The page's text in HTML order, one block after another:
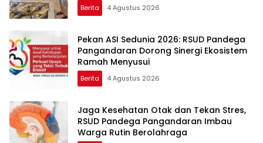
Berita 4 Agustus 2026
Pekan ASI Sedunia 2026: RSUD Pandega
Pangandaran Dorong Sinergi Ekosistem
Ramah Menyusui
Berita 4 Agustus 2026
Jaga Kesehatan Otak dan Tekan Stres,
RSUD Pandega Pangandaran Imbau
Warga Rutin Berolahraga